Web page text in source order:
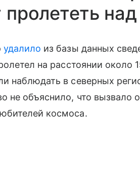
удалило из базы данных
на расстоянии около
наблюдать в северных
не объяснило, что вызвало
космоса.